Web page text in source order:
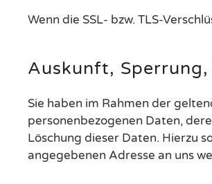
Wenn die SSL- bzw. TLS-
Auskunft, Sperrung,
Sie haben im Rahmen der
personenbezogenen Daten,
Löschung dieser Daten. Hierzu
angegebenen Adresse an uns